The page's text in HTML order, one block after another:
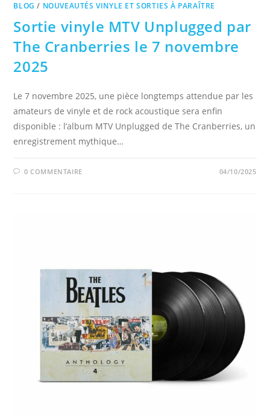
BLOG / NOUVEAUTÉS VINYLE ET SORTIES À PARAÎTRE
Sortie vinyle MTV Unplugged par
The Cranberries le 7 novembre
2025
Le 7 novembre 2025, une pièce longtemps attendue par les
amateurs de vinyle et de rock acoustique sera enfin
disponible : l’album MTV Unplugged de The Cranberries, un
enregistrement mythique…
0 COMMENTAIRE 04/10/2025